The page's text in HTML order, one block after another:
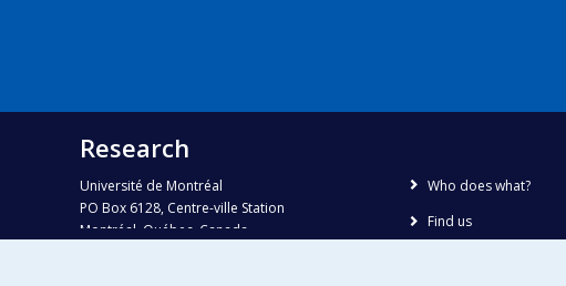
Research
Université de Montréal
PO Box 6128, Centre-ville Station
Montréal, Québec, Canada
Who does what?
Find us